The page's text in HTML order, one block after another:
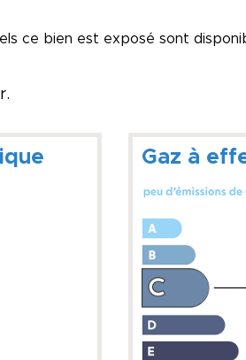
ce bien est exposé sont
Gaz à